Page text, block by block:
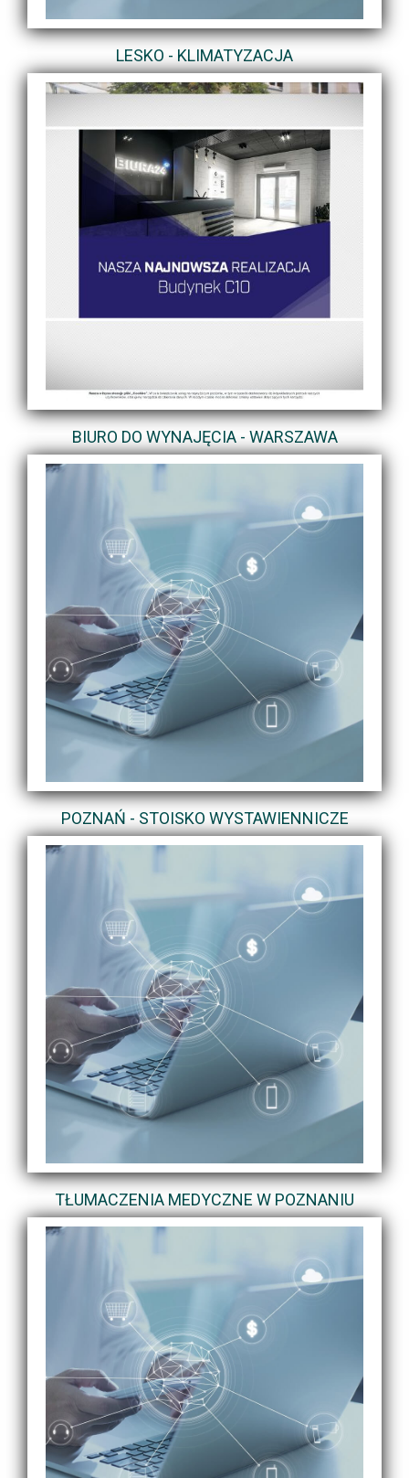
LESKO - KLIMATYZACJA
BIURO DO WYNAJĘCIA - WARSZAWA
POZNAŃ - STOISKO WYSTAWIENNICZE
TŁUMACZENIA MEDYCZNE W POZNANIU